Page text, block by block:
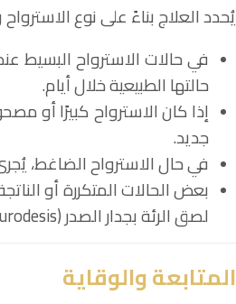
يُحدد العلاج بناءً على نوع
في حالات الاسترواح البسيط
حالتها الطبيعية خلال أيام.
إذا كان الاسترواح كبيرًا أو
جديد.
في حال الاسترواح الضاغط،
بعض الحالات المتكررة أو
لصق الرئة بجدار الصدر (pleurodesis).
المتابعة والوقاية